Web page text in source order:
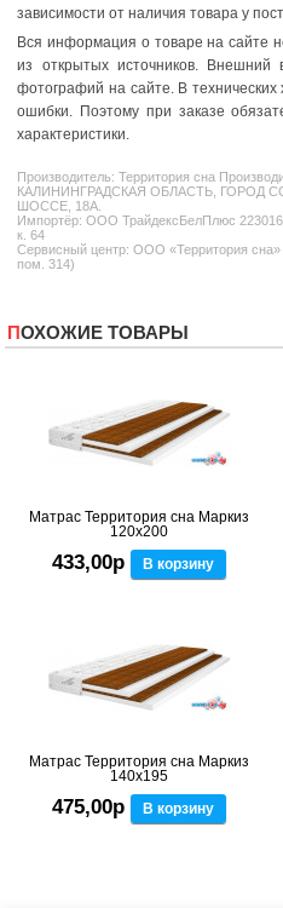
зависимости от наличия товара у
Вся информация о товаре на сайте
из открытых источников. Внешний
фотографий на сайте. В технических
ошибки. Поэтому при заказе
характеристики.
Производитель:Территория сна
КАЛИНИНГРАДСКАЯ ОБЛАСТЬ, ГОРОД
ШОССЕ, 18А.
Импортёр: ООО ТрайдексБелПлюс
к. 64
Сервисный центр: ООО «Территория
пом. 314)
ПОХОЖИЕ ТОВАРЫ
Матрас Территория сна Маркиз
120x200
433,00р В корзину
Матрас Территория сна Маркиз
140x195
475,00р В корзину